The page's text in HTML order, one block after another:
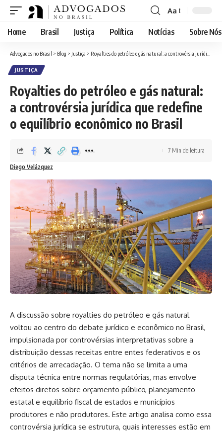
Font
Resizer
Aa
Home Brasil Justiça Política Notícias Sobre Nós
Advogados no Brasil > Blog > Justiça > Royalties do petróleo e gás natural: a controvérsia jurídica que redefine o equilíbrio econômico no Brasil
JUSTIÇA
Royalties do petróleo e gás natural:
a controvérsia jurídica que redefine
o equilíbrio econômico no Brasil
Diego Velázquez
7 Min de leitura
A discussão sobre royalties do petróleo e gás natural
voltou ao centro do debate jurídico e econômico no Brasil,
impulsionada por controvérsias interpretativas sobre a
distribuição dessas receitas entre entes federativos e os
critérios de arrecadação. O tema não se limita a uma
disputa técnica entre normas regulatórias, mas envolve
efeitos diretos sobre orçamento público, planejamento
estatal e equilíbrio fiscal de estados e municípios
produtores e não produtores. Este artigo analisa como essa
controvérsia jurídica se estrutura, quais interesses estão em